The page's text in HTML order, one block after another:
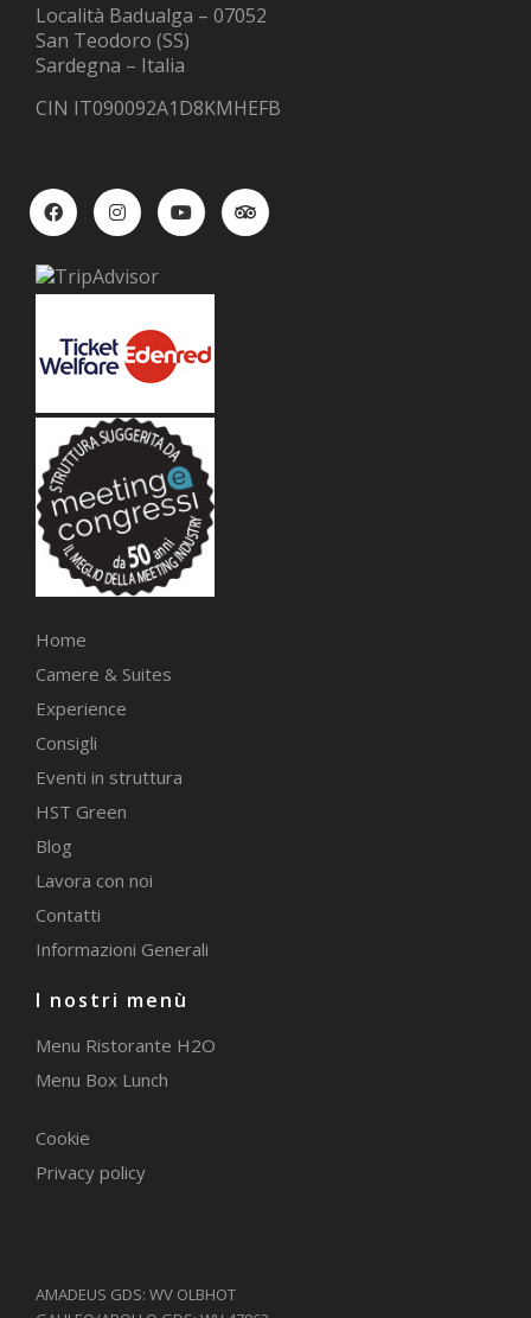
Località Badualga – 07052
San Teodoro (SS)
Sardegna – Italia
CIN IT090092A1D8KMHEFB
Home
Camere & Suites
Experience
Consigli
Eventi in struttura
HST Green
Blog
Lavora con noi
Contatti
Informazioni Generali
I nostri menù
Menu Ristorante H2O
Menu Box Lunch
Cookie
Privacy policy
AMADEUS GDS: WV OLBHOT